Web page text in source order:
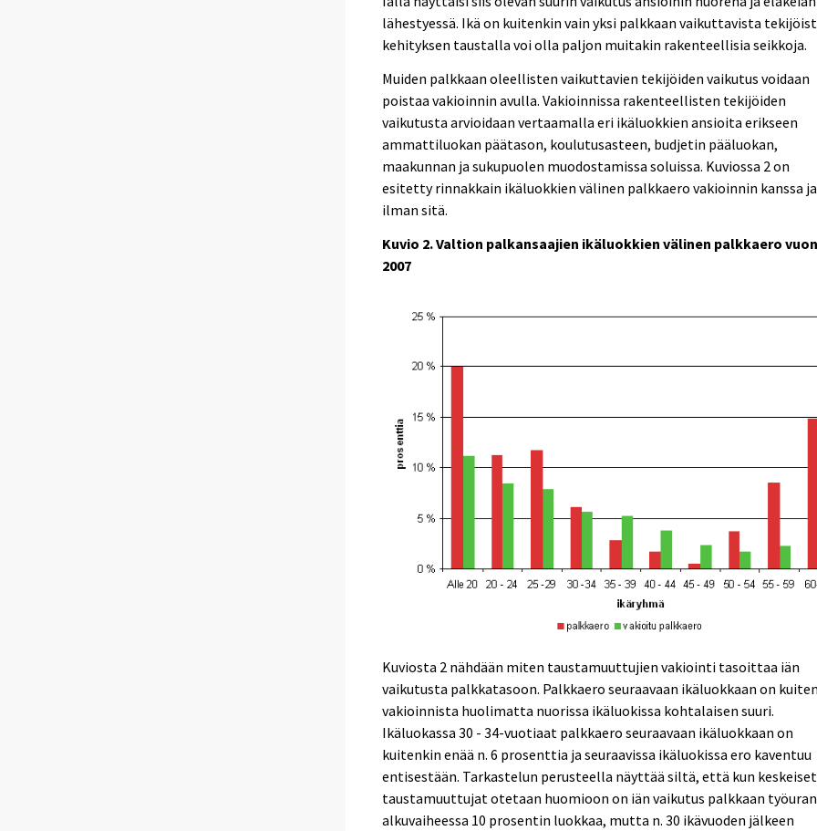
lähestyessä. Ikä on kuitenkin vain yksi palkkaan vaikuttavista
kehityksen taustalla voi olla paljon muitakin rakenteellisia seikkoja.
Muiden palkkaan oleellisten vaikuttavien tekijöiden vaikutus voidaan
poistaa vakioinnin avulla. Vakioinnissa rakenteellisten tekijöiden
vaikutusta arvioidaan vertaamalla eri ikäluokkien ansioita erikseen
ammattiluokan päätason, koulutusasteen, budjetin pääluokan,
maakunnan ja sukupuolen muodostamissa soluissa. Kuviossa 2 on
esitetty rinnakkain ikäluokkien välinen palkkaero vakioinnin kanssa ja
ilman sitä.
Kuvio 2. Valtion palkansaajien ikäluokkien välinen palkkaero
2007
Kuviosta 2 nähdään miten taustamuuttujien vakiointi tasoittaa iän
vaikutusta palkkatasoon. Palkkaero seuraavaan ikäluokkaan on
vakioinnista huolimatta nuorissa ikäluokissa kohtalaisen suuri.
Ikäluokassa 30 - 34-vuotiaat palkkaero seuraavaan ikäluokkaan on
kuitenkin enää n. 6 prosenttia ja seuraavissa ikäluokissa ero kaventuu
entisestään. Tarkastelun perusteella näyttää siltä, että kun keskeiset
taustamuuttujat otetaan huomioon on iän vaikutus palkkaan työuran
alkuvaiheessa 10 prosentin luokkaa, mutta n. 30 ikävuoden jälkeen